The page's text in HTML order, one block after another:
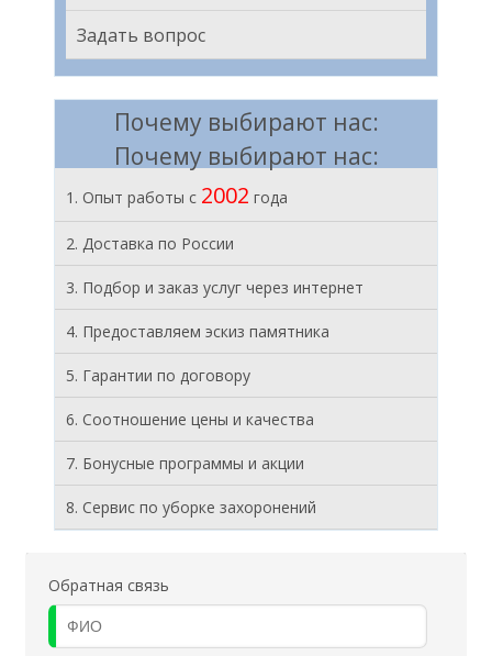
Задать вопрос
Почему выбирают нас:
Почему выбирают нас:
1. Опыт работы с 2002 года
2. Доставка по России
3. Подбор и заказ услуг через интернет
4. Предоставляем эскиз памятника
5. Гарантии по договору
6. Соотношение цены и качества
7. Бонусные программы и акции
8. Cервис по уборке захоронений
Обратная связь